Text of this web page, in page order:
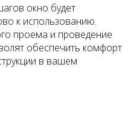
окно будет
к использованию.
проема и проведение
обеспечить комфорт
в вашем